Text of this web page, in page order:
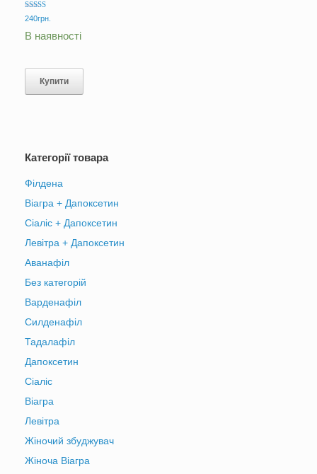
Оцінено в
5.00
з 5
240грн.
В наявності
Купити
Категорії товара
Філдена
Віагра + Дапоксетин
Сіаліс + Дапоксетин
Левітра + Дапоксетин
Аванафіл
Без категорій
Варденафіл
Силденафіл
Тадалафіл
Дапоксетин
Сіаліс
Віагра
Левітра
Жіночий збуджувач
Жіноча Віагра